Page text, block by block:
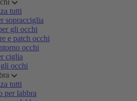
tutti
sopracciglia
gli occhi
e patch occhi
occhi
ciglia
occhi
tutti
per labbra